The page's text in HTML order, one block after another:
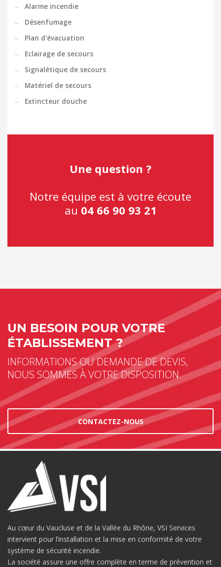
Alarme incendie
Désenfumage
Plan d'évacuation
Eclairage de secours
Signalétique de secours
Matériel de secours
Extincteur douche
Une question ?
Notre équipe est à votre écoute
au 04 66 90 93 21
UN BESOIN POUR VOTRE
ÉTABLISSEMENT ?
INFORMATIONS OU DEMANDE DE DEVIS,
NOUS SOMMES À VOTRE DISPOSITION.
CONTACTEZ-NOUS
Au cœur du Vaucluse et de la Vallée du Rhône, VSI Services
intervient pour l’installation et la mise en conformité de votre
système de sécurité incendie.
La société assure une offre complète en terme de prévention et